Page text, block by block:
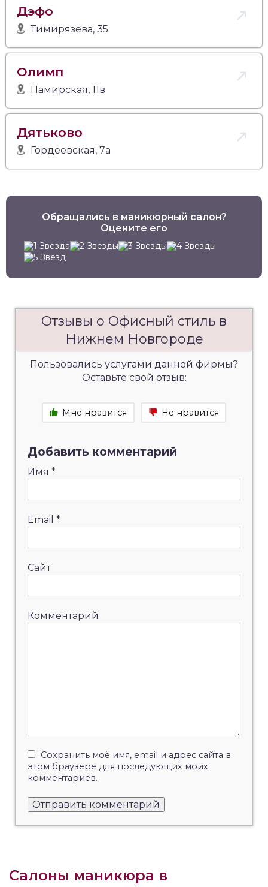
Дэфо
Тимирязева, 35
Олимп
Памирская, 11в
Дятьково
Гордеевская, 7а
Обращались в маникюрный салон?
Оцените его
Отзывы о Офисный стиль в
Нижнем Новгороде
Пользовались услугами данной фирмы?
Оставьте свой отзыв:
Мне нравится Не нравится
Добавить комментарий
Имя *
Email *
Сайт
Комментарий
Сохранить моё имя, email и адрес сайта в
этом браузере для последующих моих
комментариев.
Салоны маникюра в